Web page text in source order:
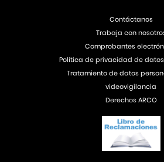
Contáctanos
Trabaja con
Comprobantes
Política de privacidad de
Tratamiento de datos
videovigilancia
Derechos ARCO